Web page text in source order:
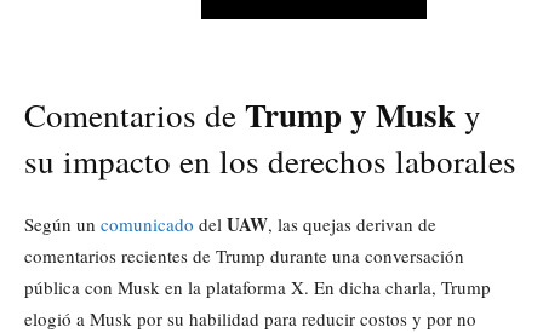
Comentarios deTrump y Musky
su impacto en los derechos laborales
Según un comunicado del UAW, las quejas derivan de
comentarios recientes de Trump durante una conversación
pública con Musk en la plataforma X. En dicha charla, Trump
elogió a Musk por su habilidad para reducir costos y por no